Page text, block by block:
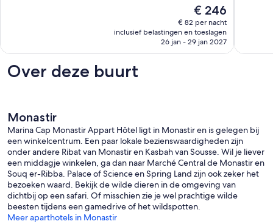
De
prijs
is
€ 246
€ 246
€ 82 per nacht
inclusief belastingen en toeslagen
26 jan - 29 jan 2027
Over deze buurt
Monastir
Marina Cap Monastir Appart Hôtel ligt in Monastir en is gelegen bij
een winkelcentrum. Een paar lokale bezienswaardigheden zijn
onder andere Ribat van Monastir en Kasbah van Sousse. Wil je liever
een middagje winkelen, ga dan naar Marché Central de Monastir en
Souq er-Ribba. Palace of Science en Spring Land zijn ook zeker het
bezoeken waard. Bekijk de wilde dieren in de omgeving van
dichtbij op een safari. Of misschien zie je wel prachtige wilde
beesten tijdens een gamedrive of het wildspotten.
Meer aparthotels in Monastir